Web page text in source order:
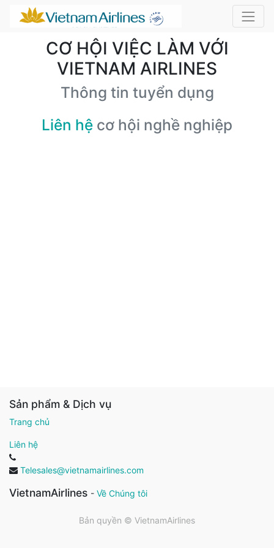
CƠ HỘI VIỆC LÀM VỚI
VIETNAM AIRLINES
Thông tin tuyển dụng
Liên hệ cơ hội nghề nghiệp
Sản phẩm & Dịch vụ
Trang chủ
Liên hệ
Telesales@vietnamairlines.com
VietnamAirlines - Về Chúng tôi
Bản quyền © VietnamAirlines